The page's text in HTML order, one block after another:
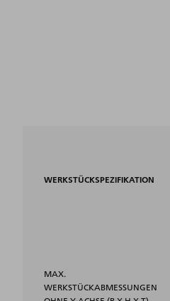
WERKSTÜCKSPEZIFIKATION
MAX.
WERKSTÜCKABMESSUNGEN